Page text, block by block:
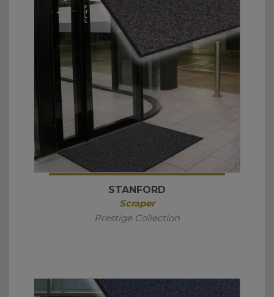
STANFORD
Scraper
Prestige Collection